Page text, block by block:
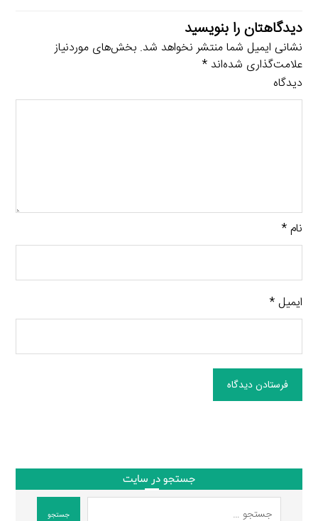
دیدگاهتان را بنویسید
نشانی ایمیل شما منتشر نخواهد شد. بخش‌های موردنیاز
علامت‌گذاری شده‌اند*
دیدگاه
نام*
ایمیل*
فرستادن دیدگاه
جستجو در سایت
جستجو